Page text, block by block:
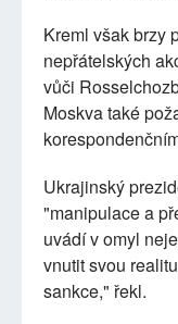
Kreml však brzy
nepřátelských
vůči
Moskva také
Ukrajinský
"manipulace a
uvádí v omyl
vnutit svou
sankce," řekl.